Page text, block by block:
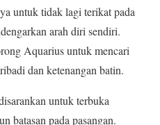
untuk tidak lagi terikat pada
arah diri sendiri.
Aquarius untuk mencari
dan ketenangan batin.
untuk terbuka
batasan pada pasangan.